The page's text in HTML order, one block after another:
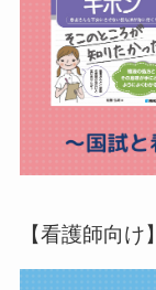
【看護師向け】